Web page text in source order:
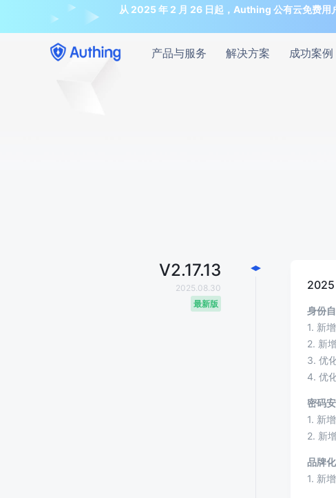
从 2025 年 2 月 26 日起，Authing 公有云免费用
产品与服务 解决方案 成功案例
V2.17.13
2025.08.30
最新版
2025
身份
1. 新
2. 新
3. 优
4. 优
密码
1. 新
2. 新
品牌化
1. 新